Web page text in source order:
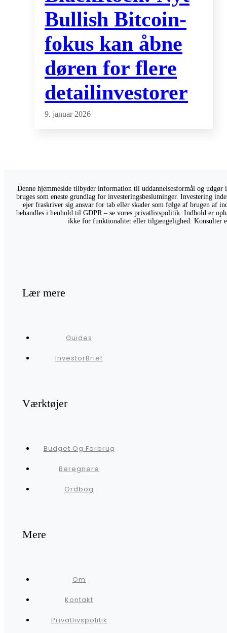
Bullish Bitcoin-
fokus kan åbne
døren for flere
detailinvestorer
9. januar 2026
Denne hjemmeside tilbyder information til uddannelsesformål og
bruges som eneste grundlag for investeringsbeslutninger. Investering
ejer fraskriver sig ansvar for tab eller skader som følge af brugen af
behandles i henhold til GDPR – se vores privatlivspolitik. Indhold er
ikke for funktionalitet eller tilgængelighed. Konsulter
Lær mere
Guides
InvestorBrief
Værktøjer
Budget Og Forbrug
Beregnere
Ordbog
Mere
Om
Kontakt
Privatlivspolitik